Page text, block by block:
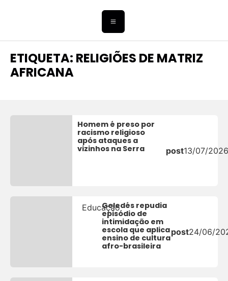
ETIQUETA: RELIGIÕES DE MATRIZ
AFRICANA
Homem é preso por
racismo religioso
após ataques a
vizinhos na Serra
post13/07/2026
EducaçãoGeledés repudia
episódio de
intimidação em
escola que aplica
ensino de cultura
afro-brasileira
post24/06/